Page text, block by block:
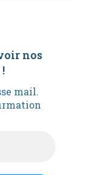
nos
!
mail.